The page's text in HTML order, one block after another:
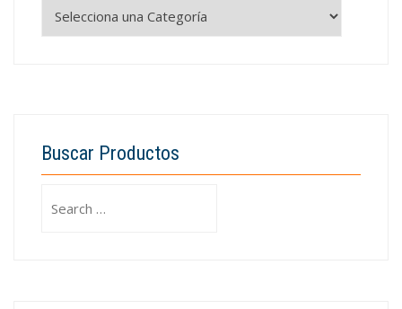
Buscar Productos
for: